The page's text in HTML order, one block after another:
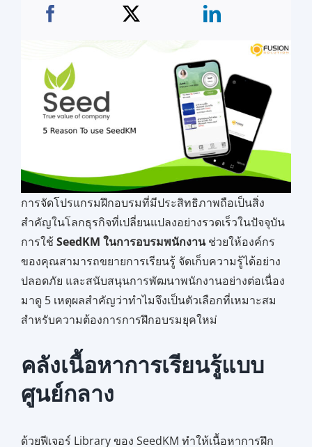
การจัดโปรแกรมฝึกอบรมที่มีประสิทธิภาพถือเป็นสิ่ง
สำคัญในโลกธุรกิจที่เปลี่ยนแปลงอย่างรวดเร็วในปัจจุบัน
การใช้SeedKM ในการอบรมพนักงานช่วยให้องค์กร
ของคุณสามารถขยายการเรียนรู้ จัดเก็บความรู้ได้อย่าง
ปลอดภัย และสนับสนุนการพัฒนาพนักงานอย่างต่อเนื่อง
มาดู 5 เหตุผลสำคัญว่าทำไมจึงเป็นตัวเลือกที่เหมาะสม
สำหรับความต้องการการฝึกอบรมยุคใหม่
คลังเนื้อหาการเรียนรู้แบบ
ศูนย์กลาง
ด้วยฟีเจอร์ Library ของ SeedKM ทำให้เนื้อหาการฝึก